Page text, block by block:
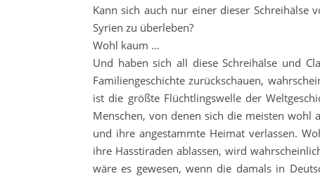
Kann sich auch nur einer dieser Schreihälse
Syrien zu überleben?
Wohl kaum …
Und haben sich all diese Schreihälse und
Familiengeschichte zurückschauen,
ist die größte Flüchtlingswelle der
Menschen, von denen sich die meisten wohl
und ihre angestammte Heimat verlassen.
ihre Hasstiraden ablassen, wird
wäre es gewesen, wenn die damals in